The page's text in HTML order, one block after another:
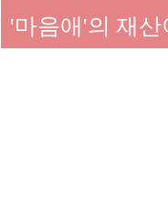
'마음애'의 재